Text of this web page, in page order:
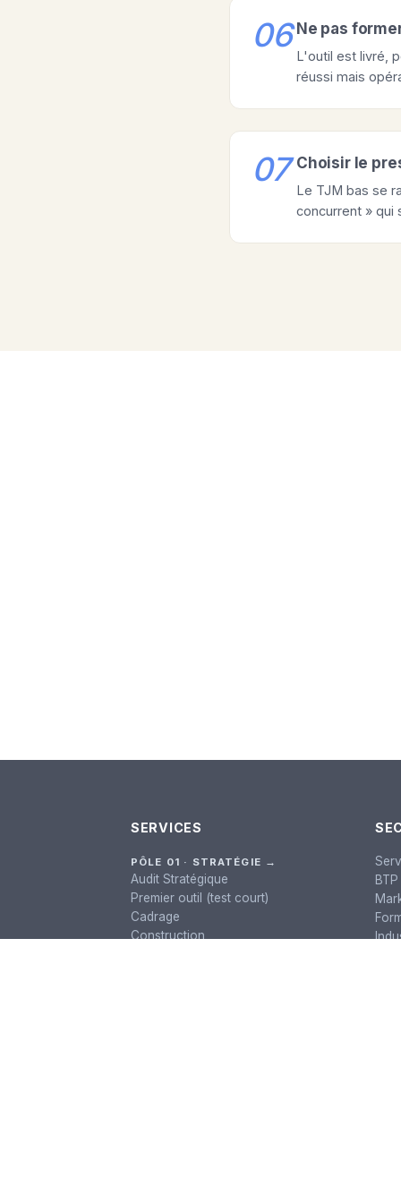
06 Ne pas
L'outil est livré,
réussi mais
07 Choisir le
Le TJM bas se
concurrent » qui
SERVICES
PÔLE 01 · STRATÉGIE →
Audit Stratégique
Premier outil (test court)
Cadrage
Construction